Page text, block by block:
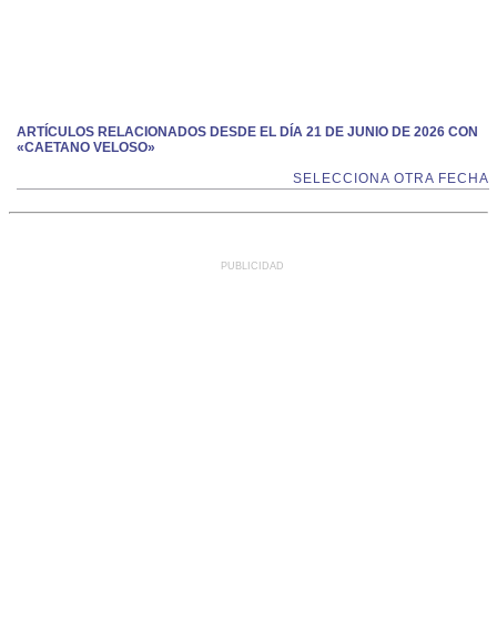
ARTÍCULOS RELACIONADOS DESDE EL DÍA 21 DE JUNIO DE 2026 CON
«CAETANO VELOSO»
SELECCIONA OTRA FECHA
PUBLICIDAD